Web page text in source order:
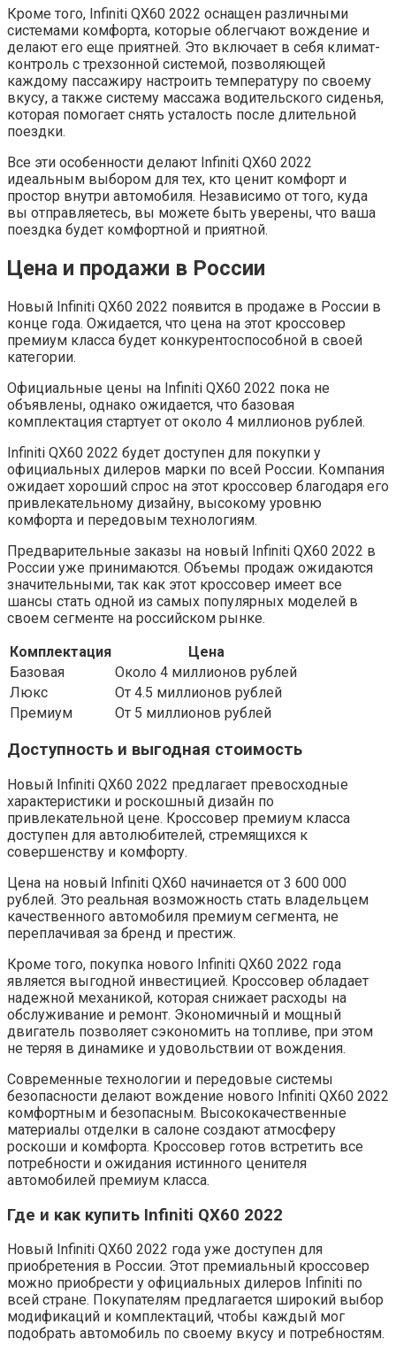
Кроме того, Infiniti QX60 2022 оснащен различными
системами комфорта, которые облегчают вождение и
делают его еще приятней. Это включает в себя климат-
контроль с трехзонной системой, позволяющей
каждому пассажиру настроить температуру по своему
вкусу, а также систему массажа водительского сиденья,
которая помогает снять усталость после длительной
поездки.
Все эти особенности делают Infiniti QX60 2022
идеальным выбором для тех, кто ценит комфорт и
простор внутри автомобиля. Независимо от того, куда
вы отправляетесь, вы можете быть уверены, что ваша
поездка будет комфортной и приятной.
Цена и продажи в России
Новый Infiniti QX60 2022 появится в продаже в России в
конце года. Ожидается, что цена на этот кроссовер
премиум класса будет конкурентоспособной в своей
категории.
Официальные цены на Infiniti QX60 2022 пока не
объявлены, однако ожидается, что базовая
комплектация стартует от около 4 миллионов рублей.
Infiniti QX60 2022 будет доступен для покупки у
официальных дилеров марки по всей России. Компания
ожидает хороший спрос на этот кроссовер благодаря его
привлекательному дизайну, высокому уровню
комфорта и передовым технологиям.
Предварительные заказы на новый Infiniti QX60 2022 в
России уже принимаются. Объемы продаж ожидаются
значительными, так как этот кроссовер имеет все
шансы стать одной из самых популярных моделей в
своем сегменте на российском рынке.
Комплектация
Цена
Базовая
Около 4 миллионов рублей
Люкс
От 4.5 миллионов рублей
Премиум
От 5 миллионов рублей
Доступность и выгодная стоимость
Новый Infiniti QX60 2022 предлагает превосходные
характеристики и роскошный дизайн по
привлекательной цене. Кроссовер премиум класса
доступен для автолюбителей, стремящихся к
совершенству и комфорту.
Цена на новый Infiniti QX60 начинается от 3 600 000
рублей. Это реальная возможность стать владельцем
качественного автомобиля премиум сегмента, не
переплачивая за бренд и престиж.
Кроме того, покупка нового Infiniti QX60 2022 года
является выгодной инвестицией. Кроссовер обладает
надежной механикой, которая снижает расходы на
обслуживание и ремонт. Экономичный и мощный
двигатель позволяет сэкономить на топливе, при этом
не теряя в динамике и удовольствии от вождения.
Современные технологии и передовые системы
безопасности делают вождение нового Infiniti QX60 2022
комфортным и безопасным. Высококачественные
материалы отделки в салоне создают атмосферу
роскоши и комфорта. Кроссовер готов встретить все
потребности и ожидания истинного ценителя
автомобилей премиум класса.
Где и как купить Infiniti QX60 2022
Новый Infiniti QX60 2022 года уже доступен для
приобретения в России. Этот премиальный кроссовер
можно приобрести у официальных дилеров Infiniti по
всей стране. Покупателям предлагается широкий выбор
модификаций и комплектаций, чтобы каждый мог
подобрать автомобиль по своему вкусу и потребностям.